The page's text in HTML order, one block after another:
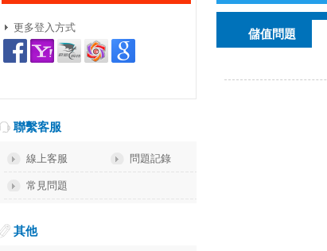
更多登入方式
聯繫客服
線上客服 問題記錄
常見問題
其他
儲值問題